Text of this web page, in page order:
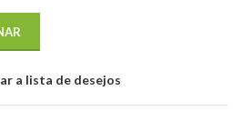
a lista de desejos